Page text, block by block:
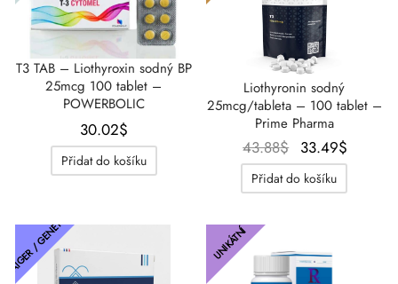
T3 TAB – Liothyroxin sodný BP
25mcg 100 tablet –
POWERBOLIC
30.02$
Přidat do košíku
Liothyronin sodný
25mcg/tableta – 100 tablet –
Prime Pharma
43.88$ Původní
cena
byla:
33.49$
Přidat do košíku
/ GENETICKÝ UNIKÁTNÍ